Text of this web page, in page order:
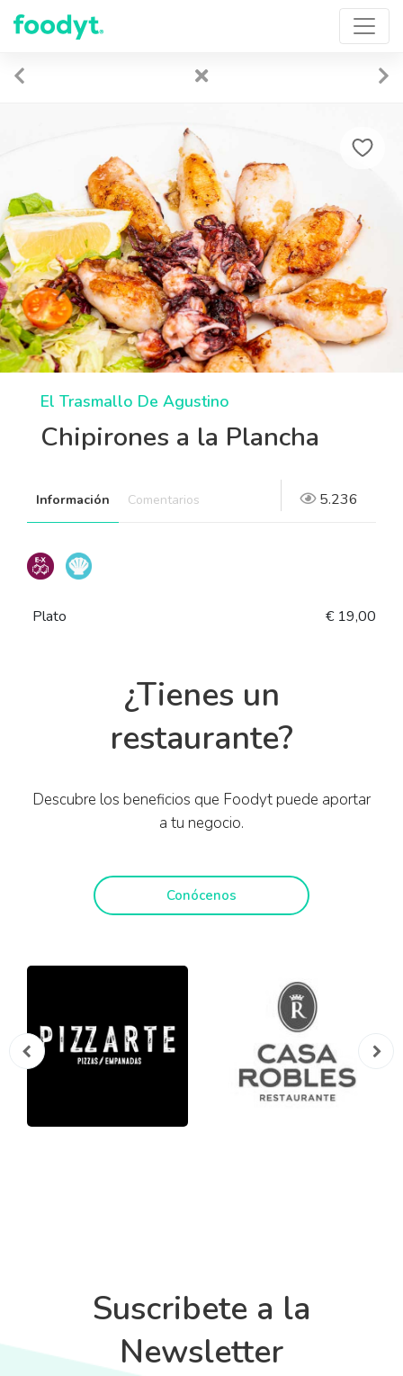
El Trasmallo De Agustino
Chipirones a la Plancha
Información Comentarios 5.236
Plato € 19,00
¿Tienes un
restaurante?
Descubre los beneficios que Foodyt puede aportar
a tu negocio.
Conócenos
Suscribete a la
Newsletter